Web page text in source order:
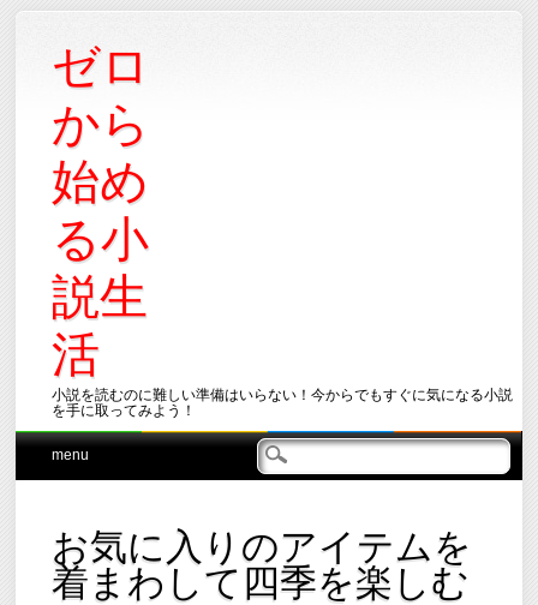
ゼロ
から
始め
る小
説生
活
小説を読むのに難しい準備はいらない！今からでもすぐに気になる小説
を手に取ってみよう！
Main menu
Skip
menu
お気に入りのアイテムを
着まわして四季を楽しむ